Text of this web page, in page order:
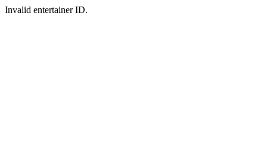
Invalid entertainer ID.